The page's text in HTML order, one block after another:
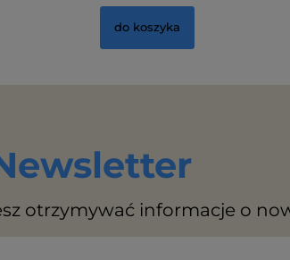
do koszyka
otrzymywać informacje o